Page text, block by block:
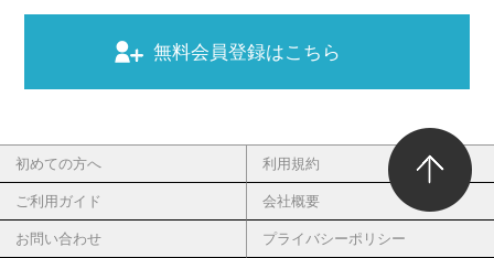
無料会員登録はこちら
初めての方へ 利用規約
ご利用ガイド 会社概要
お問い合わせ プライバシーポリシー